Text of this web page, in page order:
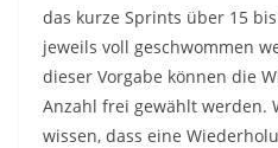
das kurze Sprints über 15
jeweils voll geschwommen
dieser Vorgabe können die
Anzahl frei gewählt werden.
wissen, dass eine